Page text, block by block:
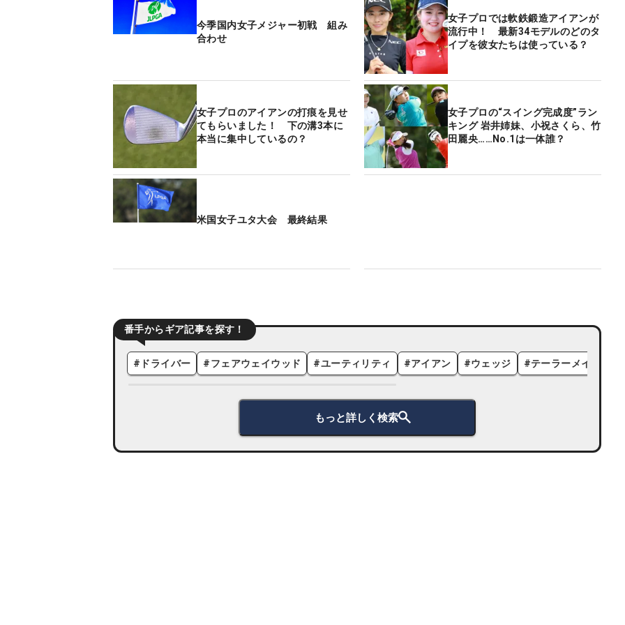
今季国内女子メジャー初戦 組み
合わせ
女子プロでは軟鉄鍛造アイアンが
流行中！ 最新34モデルのどのタ
イプを彼女たちは使っている？
女子プロのアイアンの打痕を見せ
てもらいました！ 下の溝3本に
本当に集中しているの？
女子プロの“スイング完成度”ラン
キング 岩井姉妹、小祝さくら、竹
田麗央……No.1は一体誰？
米国女子ユタ大会 最終結果
番手からギア記事を探す！
# ドライバー #フェアウェイウッド #ユーティリティ #アイアン #ウェッジ #テーラーメイド
もっと詳しく検索